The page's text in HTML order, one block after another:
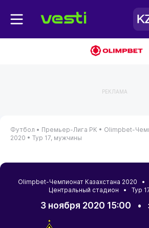
РЕКЛАМА
Футбол • Премьер-Лига РК • Olimpbet-
2020 • Тур 17, мужчины
Olimpbet-Чемпионат Казахстана 2020 •
Центральный стадион • Тур
3 ноября 2020 15:00 •